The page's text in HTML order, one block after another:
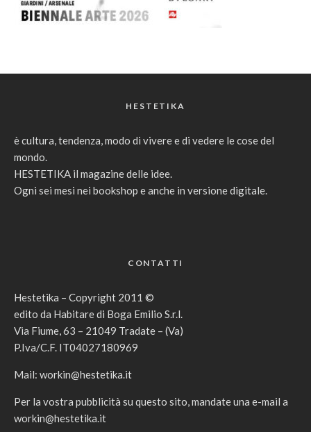
HESTETIKA
è cultura, tendenza, modo di vivere e di vedere le cose del
mondo.
HESTETIKA il magazine delle idee.
Ogni sei mesi nei bookshop e anche in versione digitale.
CONTATTI
Hestetika – Copyright 2011 ©
edito da Habitare di Boga Emilio S.r.l.
Via Fiume, 63 – 21049 Tradate – (Va)
P.Iva/C.F. IT04027180969
Mail: workin@hestetika.it
Per la vostra pubblicità su questo sito, mandate una e-mail a
workin@hestetika.it